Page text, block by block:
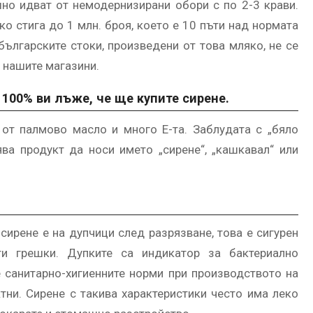
идват от немодернизирани обори с по 2-3 крави.
стига до 1 млн. броя, което е 10 пъти над нормата
стоки, произведени от това мляко, не се
магазини.
ви лъже, че ще купите сирене.
палмово масло и много Е-та. Заблудата с „бяло
продукт да носи името „сирене“, „кашкавал“ или
е на дупчици след разрязване, това е сигурен
Дупките са индикатор за бактериално
хигиенните норми при производството на
Сирене с такива характеристики често има леко